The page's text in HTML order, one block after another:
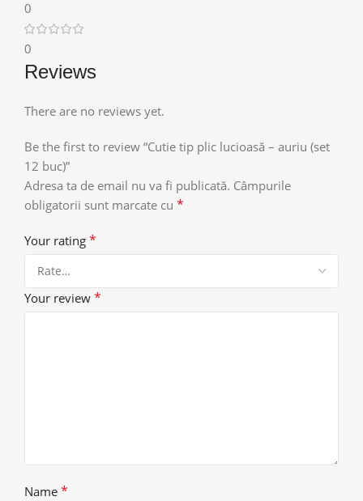
0
0
Reviews
There are no reviews yet.
Be the first to review “Cutie tip plic lucioasă – auriu (set
12 buc)”
Adresa ta de email nu va fi publicată. Câmpurile
obligatorii sunt marcate cu *
Your rating *
Your review *
Name *